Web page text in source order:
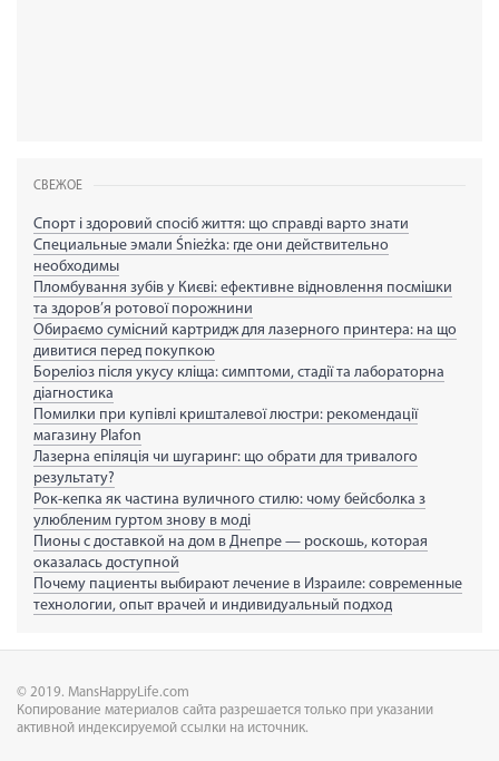
СВЕЖОЕ
Спорт і здоровий спосіб життя: що справді варто знати
Специальные эмали Śnieżka: где они действительно
необходимы
Пломбування зубів у Києві: ефективне відновлення посмішки
та здоров’я ротової порожнини
Обираємо сумісний картридж для лазерного принтера: на що
дивитися перед покупкою
Бореліоз після укусу кліща: симптоми, стадії та лабораторна
діагностика
Помилки при купівлі кришталевої люстри: рекомендації
магазину Plafon
Лазерна епіляція чи шугаринг: що обрати для тривалого
результату?
Рок-кепка як частина вуличного стилю: чому бейсболка з
улюбленим гуртом знову в моді
Пионы с доставкой на дом в Днепре — роскошь, которая
оказалась доступной
Почему пациенты выбирают лечение в Израиле: современные
технологии, опыт врачей и индивидуальный подход
© 2019. MansHappyLife.com
Копирование материалов сайта разрешается только при указании
активной индексируемой ссылки на источник.